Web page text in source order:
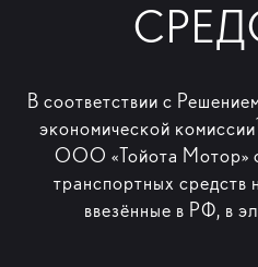
В соответствии с
экономической комиссии1
ООО «Тойота Мотор»
транспортных средств
ввезённые в РФ, в